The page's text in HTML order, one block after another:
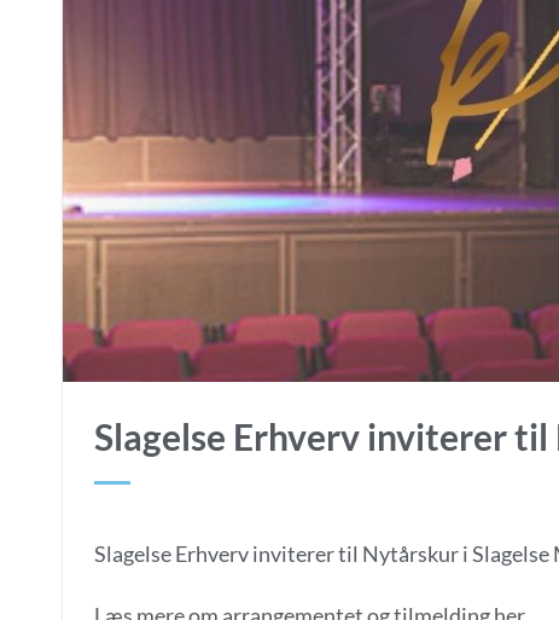
Slagelse Erhverv inviterer
Slagelse Erhverv inviterer til Nytårskur i Slagelse